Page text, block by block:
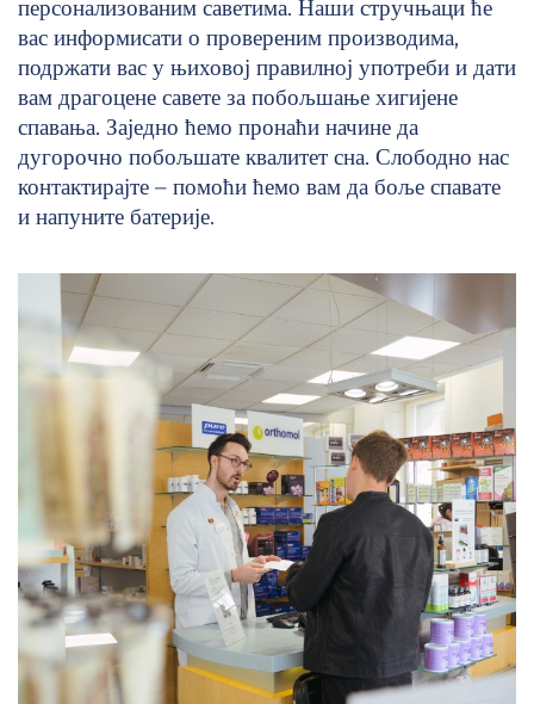
персонализованим саветима. Наши стручњаци ће
вас информисати о провереним производима,
подржати вас у њиховој правилној употреби и дати
вам драгоцене савете за побољшање хигијене
спавања. Заједно ћемо пронаћи начине да
дугорочно побољшате квалитет сна. Слободно нас
контактирајте – помоћи ћемо вам да боље спавате
и напуните батерије.